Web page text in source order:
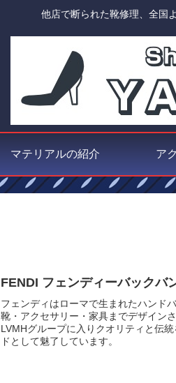
他店で断られた靴修理、全国
マテリアルの紹介 ア
FENDI フェンディーバックバ
フェンディはローマで生まれたハンド
靴・アクセサリー・家具までデザイン
LVMHグループに入りクオリティと伝
ドとして魅了しています。